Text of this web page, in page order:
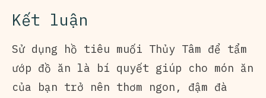
Kết luận
Sử dụng hồ tiêu muối Thủy Tâm để tẩm
ướp đồ ăn là bí quyết giúp cho món ăn
của bạn trở nên thơm ngon, đậm đà